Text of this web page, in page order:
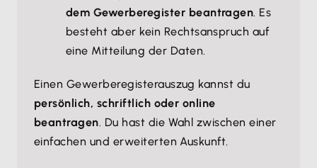
dem Gewerberegister beantragen. Es
besteht aber kein Rechtsanspruch auf
eine Mitteilung der Daten.
Einen Gewerberegisterauszug kannst du
persönlich, schriftlich oder online
beantragen. Du hast die Wahl zwischen einer
einfachen und erweiterten Auskunft.